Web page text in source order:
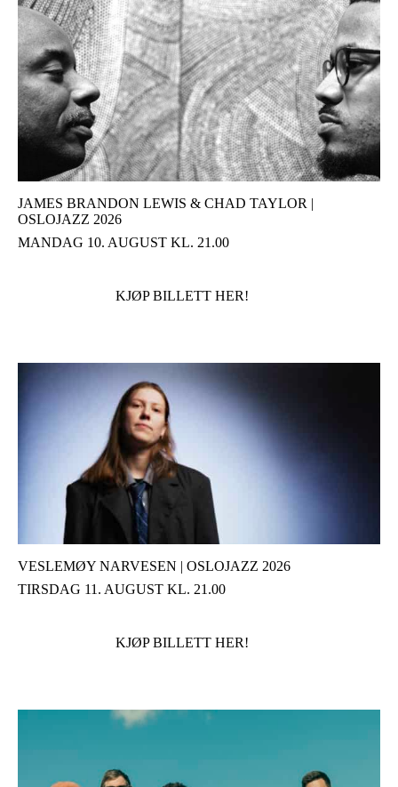
JAMES BRANDON LEWIS & CHAD TAYLOR |
OSLOJAZZ 2026
MANDAG 10. AUGUST KL. 21.00
KJØP BILLETT HER!
VESLEMØY NARVESEN | OSLOJAZZ 2026
TIRSDAG 11. AUGUST KL. 21.00
KJØP BILLETT HER!